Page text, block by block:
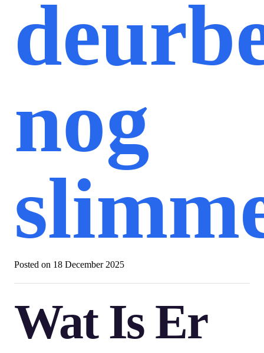
nog
Posted on 18 December 2025
Wat Is Er